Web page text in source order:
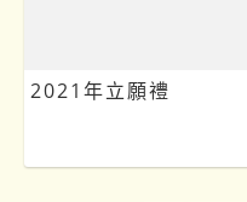
2021年立願禮